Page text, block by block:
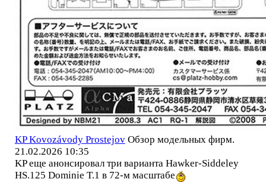
KP Kovozávody Prostejov Обзор модельных фирм.
21.02.2026 10:35
KP еще анонсировал три варианта Hawker-Siddeley
HS.125 Dominie T.1 в 72-м масштабе